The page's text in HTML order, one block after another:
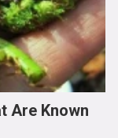
Are Known